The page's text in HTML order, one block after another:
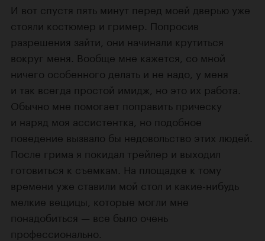
И вот спустя пять минут перед моей дверью уже
стояли костюмер и гример. Попросив
разрешения зайти, они начинали крутиться
вокруг меня. Вообще мне кажется, со мной
ничего особенного делать и не надо, у меня
и так всегда простой имидж, но это их работа.
Обычно мне помогает поправить прическу
и наряд моя ассистентка, но подобное
поведение вызвало бы недовольство этих людей.
После грима я покидал трейлер и выходил
готовиться к съемкам. На площадке к тому
времени уже ставили мой стол и какие-нибудь
мелкие вещицы, которые могли мне
понадобиться — все было очень
профессионально.